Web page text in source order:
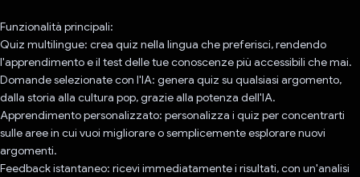
Funzionalità principali:
Quiz multilingue: crea quiz nella lingua che preferisci, rendendo
l'apprendimento e il test delle tue conoscenze più accessibili che mai.
Domande selezionate con l'IA: genera quiz su qualsiasi argomento,
dalla storia alla cultura pop, grazie alla potenza dell'IA.
Apprendimento personalizzato: personalizza i quiz per concentrarti
sulle aree in cui vuoi migliorare o semplicemente esplorare nuovi
argomenti.
Feedback istantaneo: ricevi immediatamente i risultati, con un'analisi